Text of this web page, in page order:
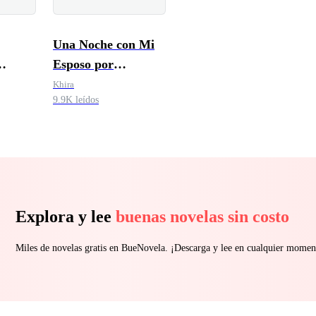
Una Noche con Mi
Esposo por
Contrato
Khira
9.9K leídos
Explora y lee buenas novelas sin costo
Miles de novelas gratis en BueNovela. ¡Descarga y lee en cualquier